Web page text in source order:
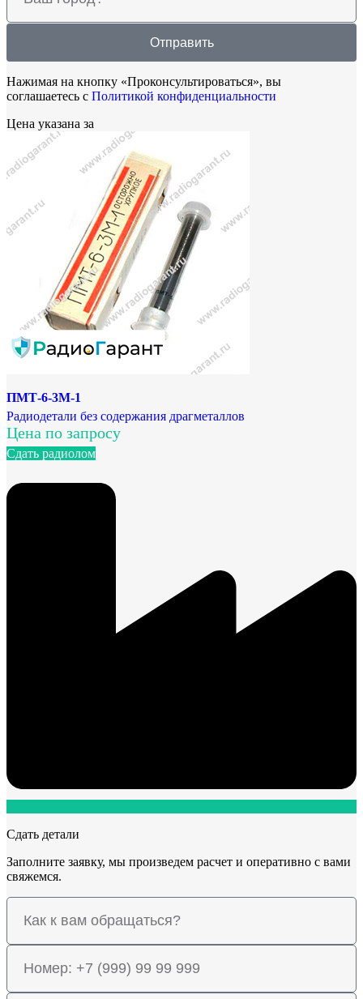
Отправить
Нажимая на кнопку «Проконсультироваться», вы
соглашаетесь с Политикой конфиденциальности
Цена указана за
ПМТ-6-3М-1
Радиодетали без содержания драгметаллов
Цена по запросу
Сдать радиолом
Сдать детали
Заполните заявку, мы произведем расчет и оперативно с вами
свяжемся.